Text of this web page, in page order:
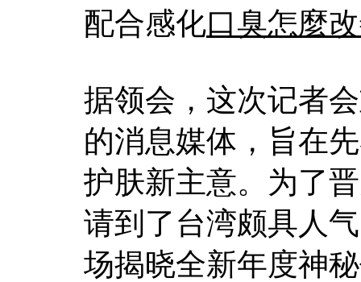
配合感化口臭怎麼
据领会，这次记者
的消息媒体，旨在
护肤新主意。为了
请到了台湾颇具人
场揭晓全新年度神